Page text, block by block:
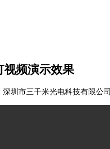
视频演示效果
圳市三千米光电科技有限公司